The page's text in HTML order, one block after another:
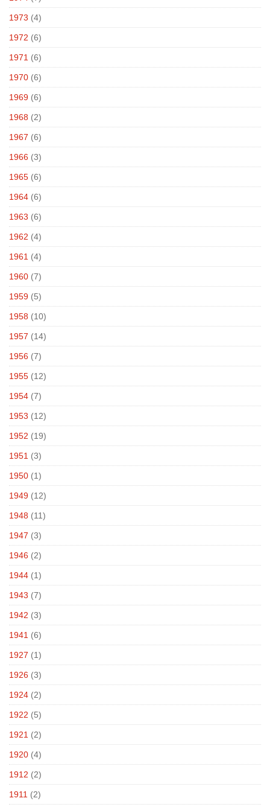
1973 (4)
1972 (6)
1971 (6)
1970 (6)
1969 (6)
1968 (2)
1967 (6)
1966 (3)
1965 (6)
1964 (6)
1963 (6)
1962 (4)
1961 (4)
1960 (7)
1959 (5)
1958 (10)
1957 (14)
1956 (7)
1955 (12)
1954 (7)
1953 (12)
1952 (19)
1951 (3)
1950 (1)
1949 (12)
1948 (11)
1947 (3)
1946 (2)
1944 (1)
1943 (7)
1942 (3)
1941 (6)
1927 (1)
1926 (3)
1924 (2)
1922 (5)
1921 (2)
1920 (4)
1912 (2)
1911 (2)